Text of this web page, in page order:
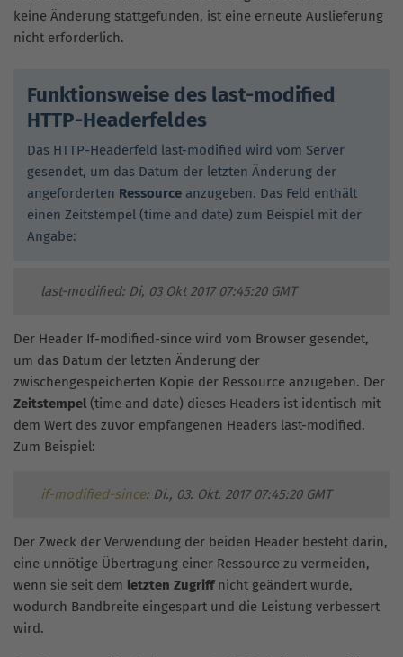
keine Änderung stattgefunden, ist eine erneute Auslieferung
nicht erforderlich.
Funktionsweise des last-modified
HTTP-Headerfeldes
Das HTTP-Headerfeld last-modified wird vom Server
gesendet, um das Datum der letzten Änderung der
angeforderten Ressource anzugeben. Das Feld enthält
einen Zeitstempel (time and date) zum Beispiel mit der
Angabe:
last-modified: Di, 03 Okt 2017 07:45:20 GMT
Der Header If-modified-since wird vom Browser gesendet,
um das Datum der letzten Änderung der
zwischengespeicherten Kopie der Ressource anzugeben. Der
Zeitstempel (time and date) dieses Headers ist identisch mit
dem Wert des zuvor empfangenen Headers last-modified.
Zum Beispiel:
if-modified-since: Di., 03. Okt. 2017 07:45:20 GMT
Der Zweck der Verwendung der beiden Header besteht darin,
eine unnötige Übertragung einer Ressource zu vermeiden,
wenn sie seit dem letzten Zugriffnicht geändert wurde,
wodurch Bandbreite eingespart und die Leistung verbessert
wird.